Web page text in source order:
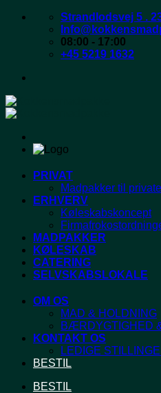
Fortsæt
Strandlodsvej 5 .
08:00 - 17:00
+45 5219 1632
PRIVAT
Madpakker til private
ERHVERV
Køleskabskoncept
MADPAKKER
KØLESKAB
CATERING
SELVSKABSLOKALE
OM OS
MAD & HOLDNING
BÆRDYGTIGHED
KONTAKT OS
LEDIGE
BESTIL
BESTIL